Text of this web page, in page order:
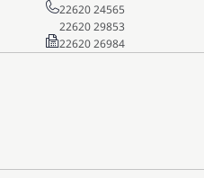
22620 24565
22620 29853
22620 26984